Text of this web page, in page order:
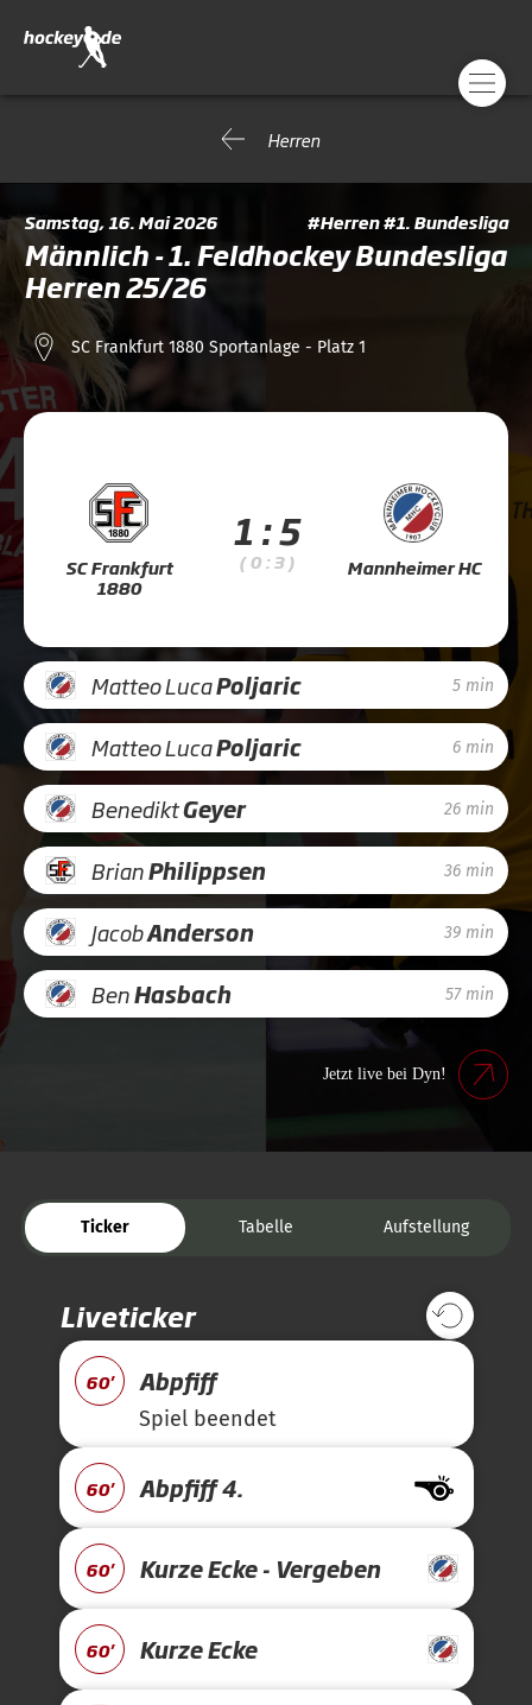
Herren
Samstag, 16. Mai 2026 #Herren #1. Bundesliga
Männlich - 1. Feldhockey Bundesliga
Herren 25/26
SC Frankfurt 1880 Sportanlage - Platz 1
SC Frankfurt
1880
1 : 5
( 0 : 3 ) Mannheimer HC
Matteo LucaPoljaric 5 min
Matteo LucaPoljaric 6 min
BenediktGeyer 26 min
BrianPhilippsen 36 min
JacobAnderson 39 min
BenHasbach 57 min
Jetzt live bei Dyn!
Ticker Tabelle Aufstellung
Liveticker
60' Abpfiff
Spiel beendet
60' Abpfiff 4.
60' Kurze Ecke - Vergeben
60' Kurze Ecke